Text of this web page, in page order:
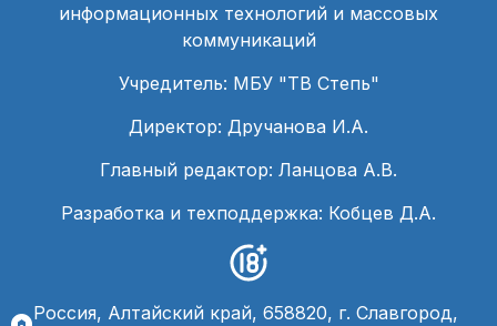
информационных технологий и массовых
коммуникаций
Учредитель: МБУ "ТВ Степь"
Директор: Дручанова И.А.
Главный редактор: Ланцова А.В.
Разработка и техподдержка: Кобцев Д.А.
Россия, Алтайский край, 658820, г. Славгород,